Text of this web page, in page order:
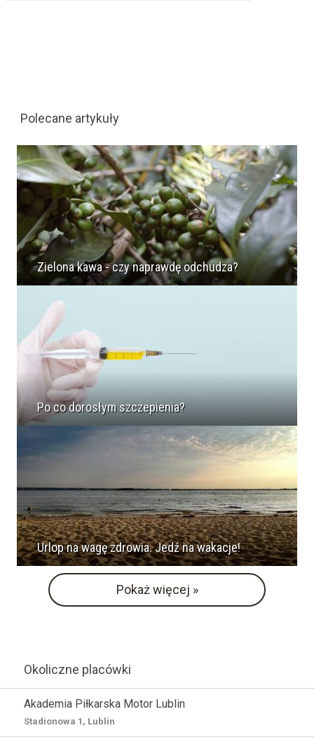
Polecane artykuły
Zielona kawa - czy naprawdę odchudza?
Po co dorosłym szczepienia?
Urlop na wagę zdrowia. Jedź na wakacje!
Pokaż więcej »
Okoliczne placówki
Akademia Piłkarska Motor Lublin
Stadionowa 1, Lublin